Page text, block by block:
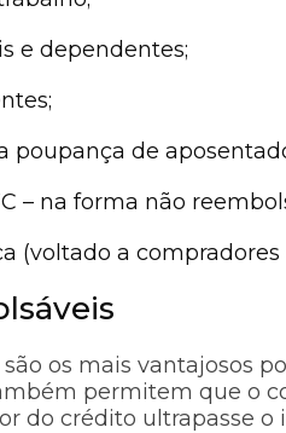
e dependentes;
poupança de
– na forma não
(voltado a compradores
os mais vantajosos
permitem que o
do crédito ultrapasse o